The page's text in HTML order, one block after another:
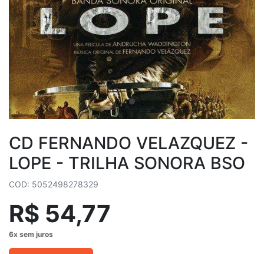
CD FERNANDO VELAZQUEZ -
LOPE - TRILHA SONORA BSO
COD: 5052498278329
R$ 54,77